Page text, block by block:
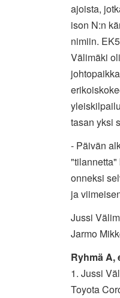
ajoista,
ison N:n
nimiin.
Välimäki
tasan yksi
- Päivän
"tilannetta"
onneksi
ja
Jussi
Jarmo
Ryhmä A,
1. Jussi
Toyota